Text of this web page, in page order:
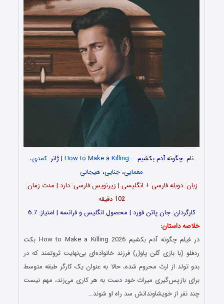
نام: چگونه آدم بکشیم – How to Make a Killing | ژانر:کمدی،
معمایی، جنایی، هیجانی
زبان: دوبله فارسی + انگلیسی | زیرنویس فارسی: دارد | مدت زمان:
102 دقیقه
کارگردان: جان پاتن فورد | محصول انگلیس و فرانسه | امتیاز: 6.7
خلاصه داستان:
در فیلم چگونه آدم بکشیم How to Make a Killing 2026 بکت
ردفلو (با بازی گلن پاول) فرزند خانواده‌ای بی‌نهایت ثروتمند که در
بدو تولد از ارث محروم شده، حالا به عنوان یک کارگر طبقه متوسط
برای بازپس‌گیری میراث خود دست به هر کاری می‌زند، مهم نیست
چند نفر از خویشاوندانش سد راه او شوند…